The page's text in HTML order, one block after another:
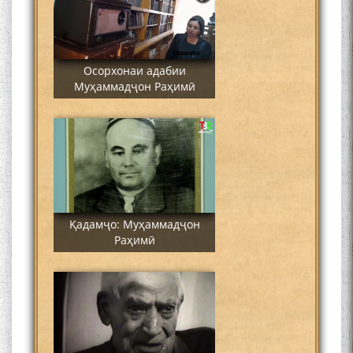
Осорхонаи адабии
Муҳаммадҷон Раҳимӣ
Қадамҷо: Муҳаммадҷон
Раҳимӣ